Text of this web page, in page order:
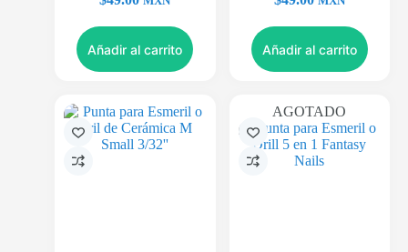
Añadir al carrito Añadir al carrito
AGOTADO